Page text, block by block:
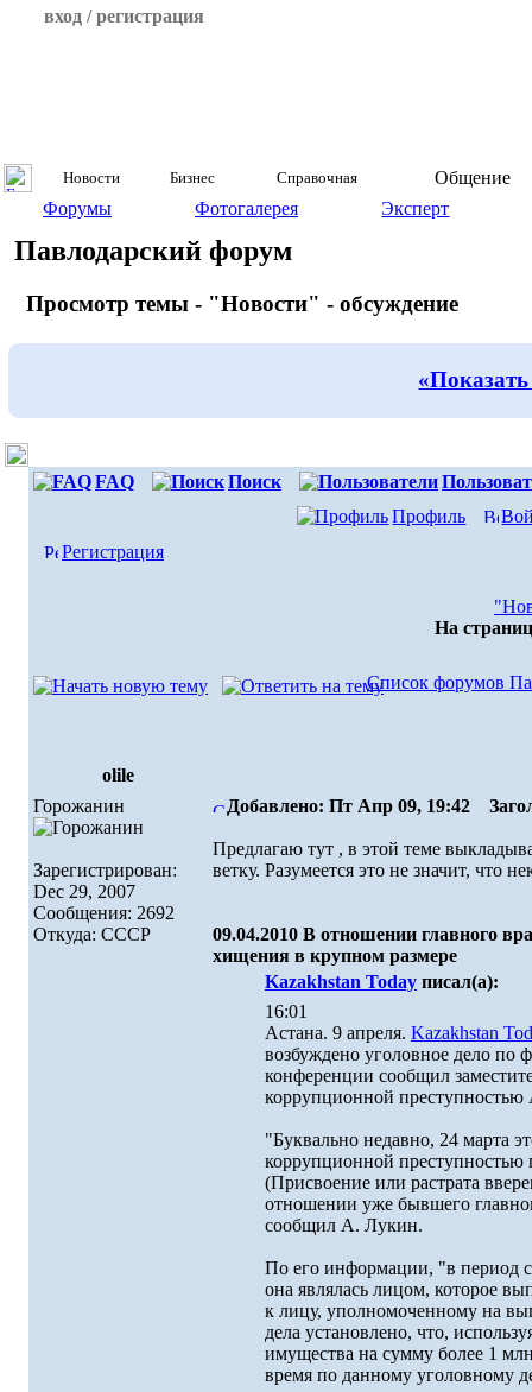
вход / регистрация
Новости Бизнес Справочная
Общение
Форумы
Фотогалерея Эксперт
Павлодарский форум
Просмотр темы - "Новости" - обсуждение
FAQ Поиск
Профиль
Регистрация
На
Список форумов
olile
Горожанин
Зарегистрирован:
Dec 29, 2007
Сообщения: 2692
Откуда: СССР
Добавлено: Пт Апр 09, 19:42
Предлагаю тут , в этой теме
ветку. Разумеется это не значит, что
09.04.2010 В отношении главного
хищения в крупном размере
Kazakhstan Today писал(а):
16:01
Астана. 9 апреля. Kazakhstan
возбуждено уголовное дело по
конференции сообщил
коррупционной преступностью
"Буквально недавно, 24 марта
коррупционной преступностью
(Присвоение или растрата
отношении уже бывшего
сообщил А. Лукин.
По его информации, "в период с
она являлась лицом, которое
к лицу, уполномоченному на
дела установлено, что,
имущества на сумму более 1
время по данному уголовному